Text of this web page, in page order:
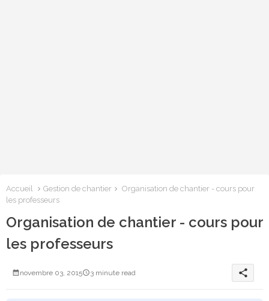
Accueil Gestion de chantier
Organisation de chantier - cours pour
les professeurs
Organisation de chantier - cours pour
les professeurs
novembre 03, 2015 3 minute read share